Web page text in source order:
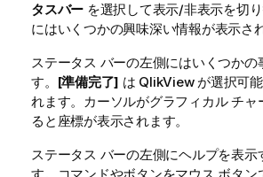
タスバー を選択して表示/非表示を切
にはいくつかの興味深い情報が表示さ
ステータス バーの左側にはいくつかの
す。 [準備完了] は QlikView が選択可
れます。カーソルがグラフィカル チャ
ると座標が表示されます。
ステータス バーの左側にヘルプを表示